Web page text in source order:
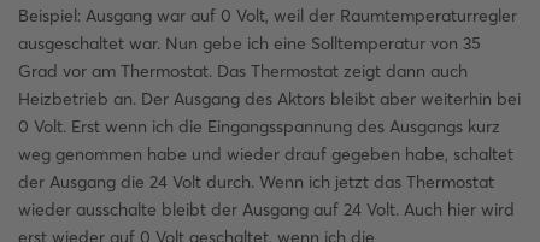
Beispiel: Ausgang war auf 0 Volt, weil der Raumtemperaturregler
ausgeschaltet war. Nun gebe ich eine Solltemperatur von 35
Grad vor am Thermostat. Das Thermostat zeigt dann auch
Heizbetrieb an. Der Ausgang des Aktors bleibt aber weiterhin bei
0 Volt. Erst wenn ich die Eingangsspannung des Ausgangs kurz
weg genommen habe und wieder drauf gegeben habe, schaltet
der Ausgang die 24 Volt durch. Wenn ich jetzt das Thermostat
wieder ausschalte bleibt der Ausgang auf 24 Volt. Auch hier wird
erst wieder auf 0 Volt geschaltet, wenn ich die